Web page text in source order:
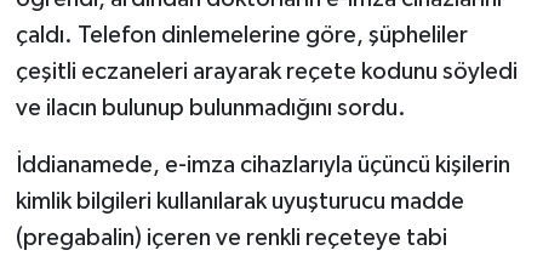
çaldı. Telefon dinlemelerine göre, şüpheliler
çeşitli eczaneleri arayarak reçete kodunu söyledi
ve ilacın bulunup bulunmadığını sordu.
İddianamede, e-imza cihazlarıyla üçüncü kişilerin
kimlik bilgileri kullanılarak uyuşturucu madde
(pregabalin) içeren ve renkli reçeteye tabi